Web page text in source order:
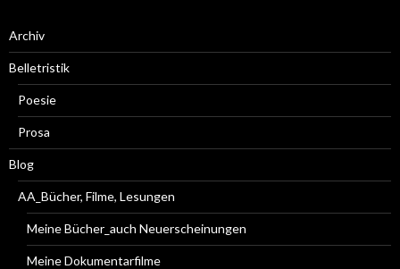
Archiv
Belletristik
Poesie
Prosa
Blog
AA_Bücher, Filme, Lesungen
Meine Bücher_auch Neuerscheinungen
Meine Dokumentarfilme